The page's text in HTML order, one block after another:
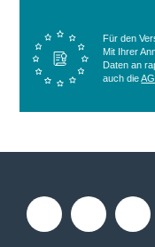
Für den
Mit Ihrer
Daten an
auch die